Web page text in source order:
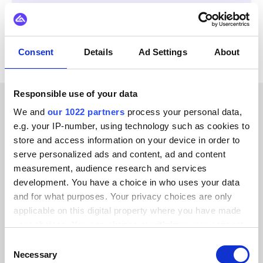
Consent Details Ad Settings About
Responsible use of your data
We and our 1022 partners process your personal data,
e.g. your IP-number, using technology such as cookies to
store and access information on your device in order to
serve personalized ads and content, ad and content
measurement, audience research and services
development. You have a choice in who uses your data
and for what purposes. Your privacy choices are only
applicable on this digital property where you have made
the Privacy trigger icon.
Selection
Necessary
ERFOLGSGESCHICHTEN UNSERER KUNDEN
Erfahren Sie, wie wir das
Vertrauen unserer Kunden
gewonnen haben